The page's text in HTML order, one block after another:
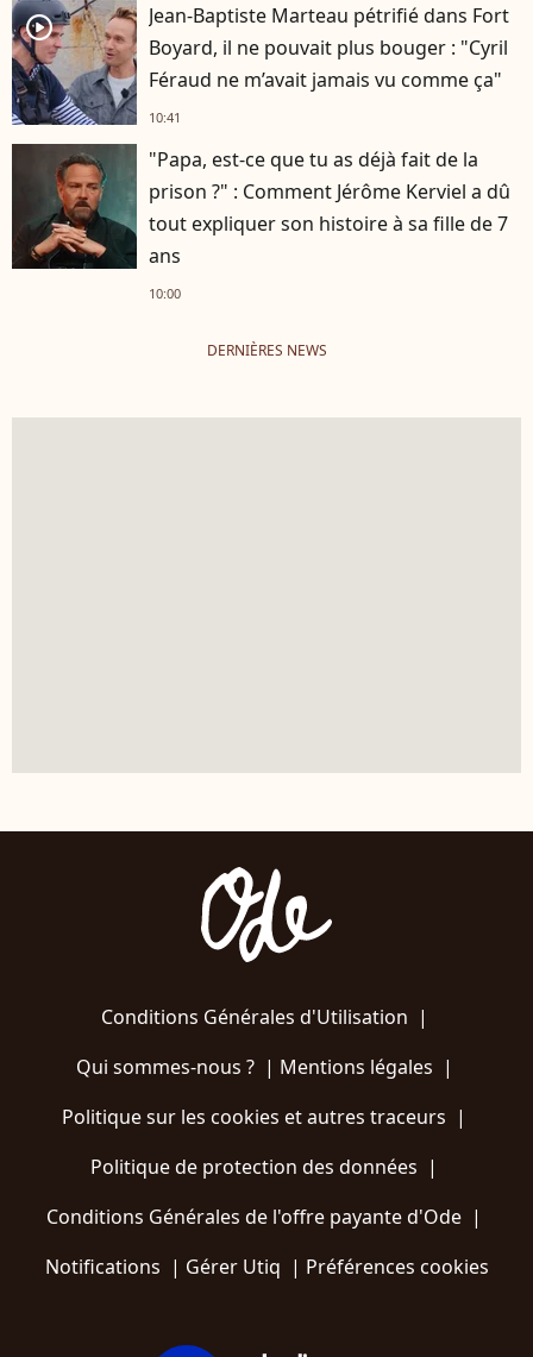
player2
Jean-Baptiste Marteau pétrifié dans Fort
Boyard, il ne pouvait plus bouger : "Cyril
Féraud ne m’avait jamais vu comme ça"
10:41
"Papa, est-ce que tu as déjà fait de la
prison ?" : Comment Jérôme Kerviel a dû
tout expliquer son histoire à sa fille de 7
ans
10:00
DERNIÈRES NEWS
Conditions Générales d'Utilisation |
Qui sommes-nous ?| Mentions légales |
Politique sur les cookies et autres traceurs |
Politique de protection des données |
Conditions Générales de l'offre payante d'Ode |
Notifications | Gérer Utiq | Préférences cookies